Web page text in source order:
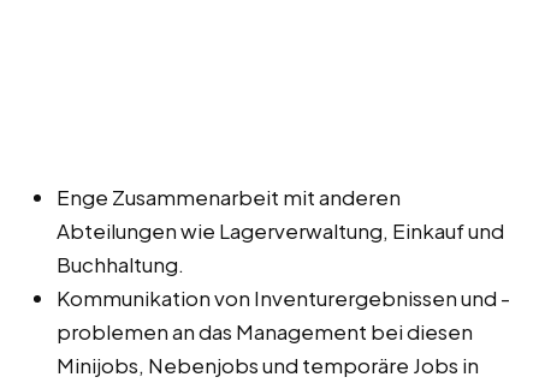
Enge Zusammenarbeit mit anderen
Abteilungen wie Lagerverwaltung, Einkauf und
Buchhaltung.
Kommunikation von Inventurergebnissen und -
problemen an das Management bei diesen
Minijobs, Nebenjobs und temporäre Jobs in